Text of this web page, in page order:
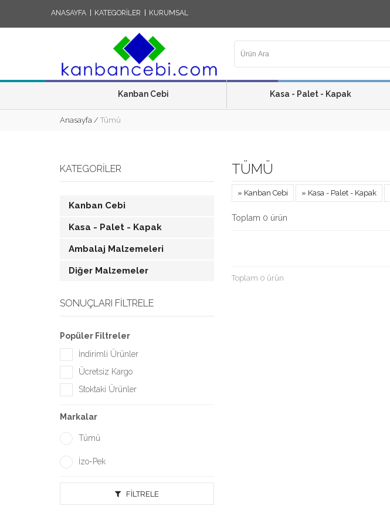
ANASAYFA KATEGORİLER KURUMSAL
Kanban Cebi Kasa - Palet - Kapak
Anasayfa / Tümü
KATEGORILER
Kanban Cebi
Kasa - Palet - Kapak
Ambalaj Malzemeleri
Diğer Malzemeler
SONUÇLARI FILTRELE
Popüler Filtreler
İndirimli Ürünler
Ücretsiz Kargo
Stoktaki Ürünler
Markalar
Tümü
İzo-Pek
FILTRELE
TÜMÜ
» Kanban Cebi » Kasa - Palet - Kapak
Toplam 0 ürün
Toplam 0 ürün